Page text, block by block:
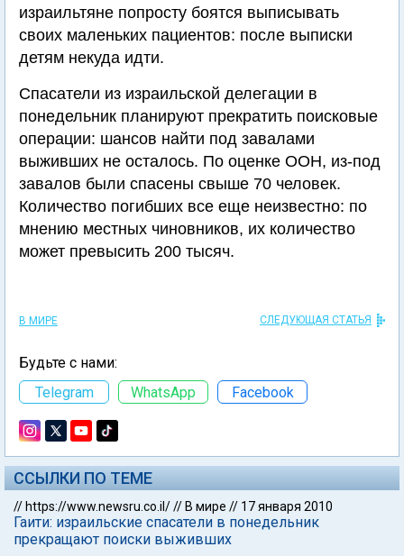
израильтяне попросту боятся выписывать
своих маленьких пациентов: после выписки
детям некуда идти.
Спасатели из израильской делегации в
понедельник планируют прекратить поисковые
операции: шансов найти под завалами
выживших не осталось. По оценке ООН, из-под
завалов были спасены свыше 70 человек.
Количество погибших все еще неизвестно: по
мнению местных чиновников, их количество
может превысить 200 тысяч.
В МИРЕ СЛЕДУЮЩАЯ СТАТЬЯ
Будьте с нами:
Telegram
WhatsApp Facebook
ССЫЛКИ ПО ТЕМЕ
// https://www.newsru.co.il/// В мире // 17 января 2010
Гаити: израильские спасатели в понедельник
прекращают поиски выживших